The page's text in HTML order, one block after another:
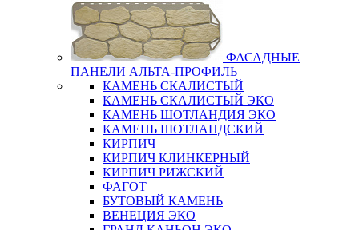
ФАСАДНЫЕ
ПАНЕЛИ АЛЬТА-ПРОФИЛЬ
КАМЕНЬ СКАЛИСТЫЙ
КАМЕНЬ СКАЛИСТЫЙ ЭКО
КАМЕНЬ ШОТЛАНДИЯ ЭКО
КАМЕНЬ ШОТЛАНДСКИЙ
КИРПИЧ
КИРПИЧ КЛИНКЕРНЫЙ
КИРПИЧ РИЖСКИЙ
ФАГОТ
БУТОВЫЙ КАМЕНЬ
ВЕНЕЦИЯ ЭКО